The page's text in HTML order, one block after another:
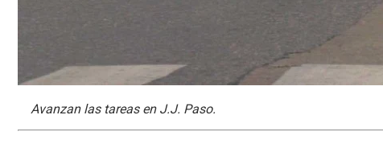
Avanzan las tareas en J.J. Paso.